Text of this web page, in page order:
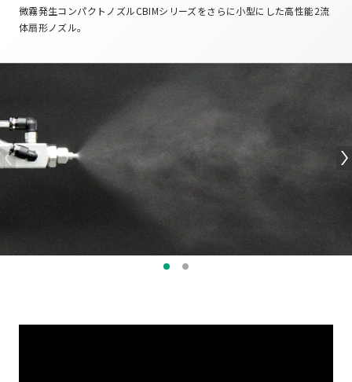
微霧発生コンパクトノズルCBIMシリーズをさらに小型にした高性能2流
体扇形ノズル。